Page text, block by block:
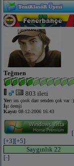
Teğmen
803 ileti
Yer: im çook darr senden çok var
İş: örenji
Kayıt: 08-12-2006 16:43
[+3][+5]
Saygınlık 22
[-]